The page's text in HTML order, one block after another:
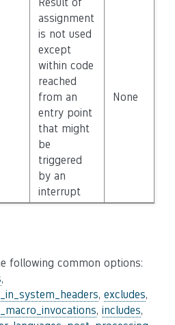
assignment
is not used
except
within code
reached
from an
entry point
that might
be
triggered
by an
interrupt
None
following common options:
,
, excludes,
, includes,